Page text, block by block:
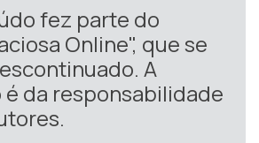
fez parte do
Online", que se
A
da responsabilidade